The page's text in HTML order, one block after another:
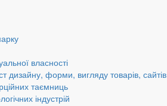
власності
дизайну, форми, вигляду товарів, сайтів
таємниць
індустрій